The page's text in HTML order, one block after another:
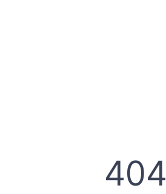
404